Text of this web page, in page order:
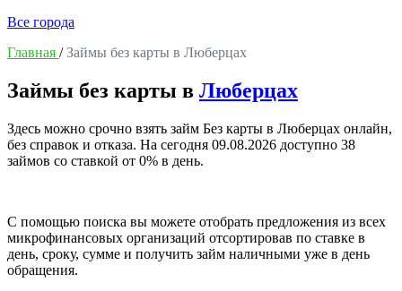
Все города
Главная /Займы без карты в Люберцах
Займы без карты в Люберцах
Здесь можно срочно взять займ Без карты в Люберцах онлайн,
без справок и отказа. На сегодня 09.08.2026 доступно 38
займов со ставкой от 0% в день.
С помощью поиска вы можете отобрать предложения из всех
микрофинансовых организаций отсортировав по ставке в
день, сроку, сумме и получить займ наличными уже в день
обращения.